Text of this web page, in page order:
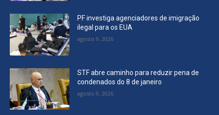
PF investiga agenciadores de imigração
ilegal para os EUA
agosto 9, 2026
STF abre caminho para reduzir pena de
condenados do 8 de janeiro
agosto 9, 2026